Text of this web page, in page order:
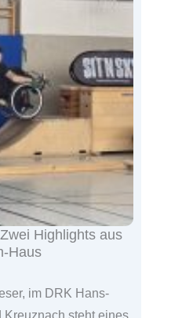
Highlights aus
Haus
im DRK Hans-
steht eines